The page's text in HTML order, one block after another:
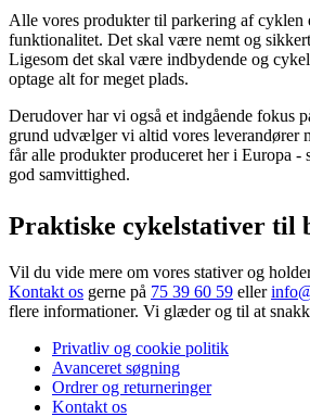
Alle vores produkter til parkering af cyklen
funktionalitet. Det skal være nemt og
Ligesom det skal være indbydende og
optage alt for meget plads.
Derudover har vi også et indgående fokus
grund udvælger vi altid vores leverandører
får alle produkter produceret her i Europa -
god samvittighed.
Praktiske cykelstativer til
Vil du vide mere om vores stativer og
Kontakt os gerne på 75 39 60 59 eller
flere informationer. Vi glæder og til at
Privatliv og cookie politik
Avanceret søgning
Ordrer og returneringer
Kontakt os